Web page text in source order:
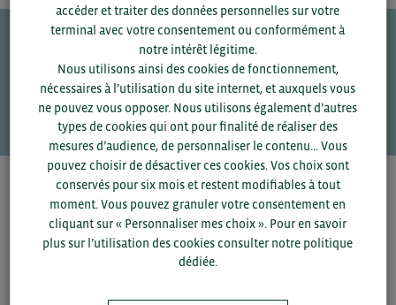
Une question ?
VOS CONTACTS
Pour voir les contacts, merci de renseigner votre
département et votre secteurou connectez-vous.
accéder et traiter des données personnelles sur votre
terminal avec votre consentement ou conformément à
notre intérêt légitime.
Nous utilisons ainsi des cookies de fonctionnement,
nécessaires à l’utilisation du site internet, et auxquels vous
ne pouvez vous opposer. Nous utilisons également d’autres
types de cookies qui ont pour finalité de réaliser des
mesures d’audience, de personnaliser le contenu... Vous
pouvez choisir de désactiver ces cookies. Vos choix sont
conservés pour six mois et restent modifiables à tout
moment. Vous pouvez granuler votre consentement en
cliquant sur « Personnaliser mes choix ». Pour en savoir
plus sur l’utilisation des cookies consulter notre politique
dédiée.